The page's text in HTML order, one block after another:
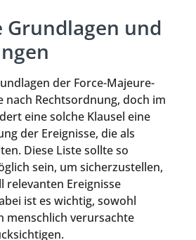
Grundlagen und
der Force-Majeure-
nach Rechtsordnung, doch im
eine solche Klausel eine
der Ereignisse, die als
Diese Liste sollte so
sein, um sicherzustellen,
relevanten Ereignisse
ist es wichtig, sowohl
menschlich verursachte